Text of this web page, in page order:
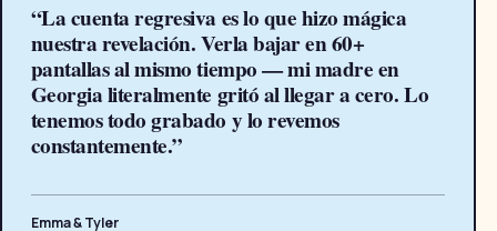
“La cuenta regresiva es lo que hizo mágica
nuestra revelación. Verla bajar en 60+
pantallas al mismo tiempo — mi madre en
Georgia literalmente gritó al llegar a cero. Lo
tenemos todo grabado y lo revemos
constantemente.”
Emma & Tyler